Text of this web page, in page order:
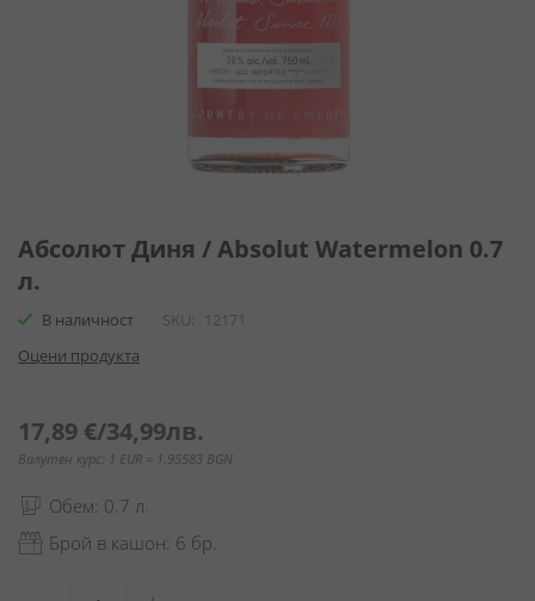
към
на
галерия
снимки
Абсолют Диня / Absolut Watermelon 0.7
л.
В наличност SKU
12171
Оцени продукта
17,89 €/34,99лв.
Валутен курс: 1 EUR = 1.95583 BGN
Обем: 0.7 л.
Брой в кашон: 6 бр.